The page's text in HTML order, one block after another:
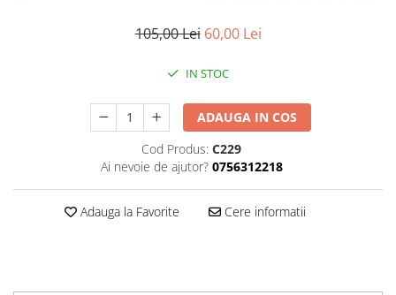
105,00 Lei 60,00 Lei
IN STOC
ADAUGA IN COS
Cod Produs: C229
Ai nevoie de ajutor? 0756312218
Adauga la Favorite Cere informatii